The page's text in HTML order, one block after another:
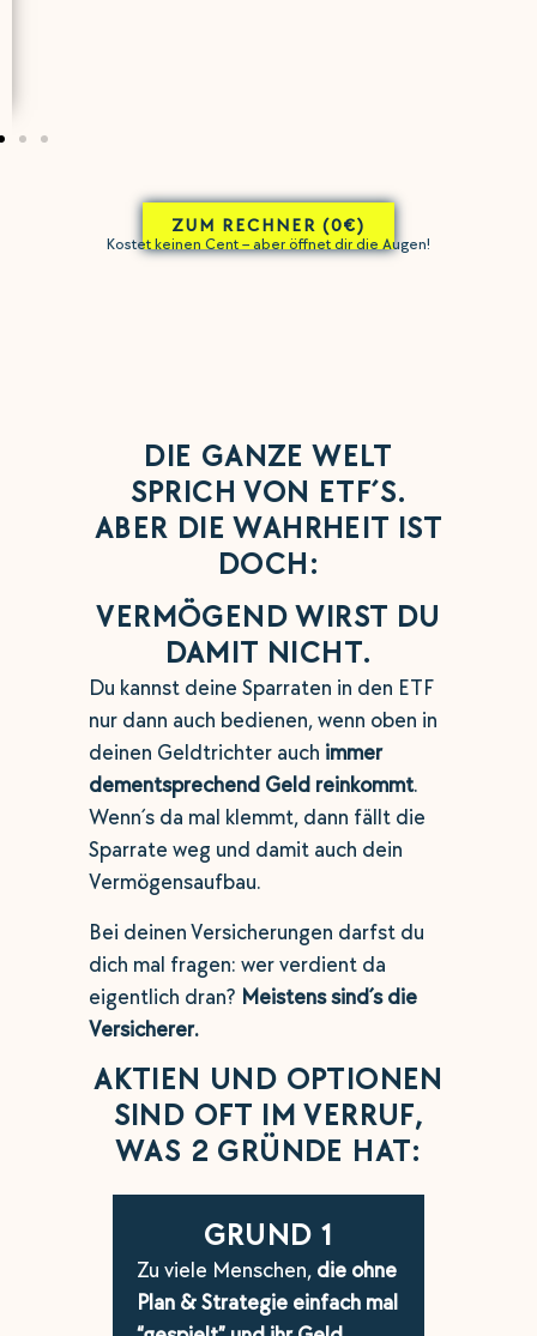
ZUM RECHNER (0€)
Kostet keinen Cent – aber öffnet dir die Augen!
DIE GANZE WELT
SPRICH VON ETF´S.
ABER DIE WAHRHEIT IST
DOCH:
VERMÖGEND WIRST DU
DAMIT NICHT.
Du kannst deine Sparraten in den ETF
nur dann auch bedienen, wenn oben in
deinen Geldtrichter auch immer
dementsprechend Geld reinkommt.
Wenn´s da mal klemmt, dann fällt die
Sparrate weg und damit auch dein
Vermögensaufbau.‌
Bei deinen Versicherungen darfst du
dich mal fragen: wer verdient da
eigentlich dran? Meistens sind´s die
Versicherer.
AKTIEN UND OPTIONEN
SIND OFT IM VERRUF,
WAS 2 GRÜNDE HAT:
GRUND 1
Zu viele Menschen, die ohne
Plan & Strategie einfach mal